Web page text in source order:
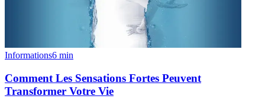
Informations6 min
Comment Les Sensations Fortes Peuvent
Transformer Votre Vie